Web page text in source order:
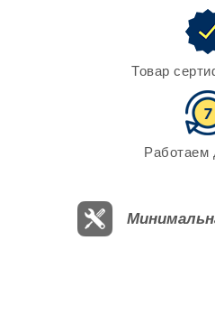
Товар
Работаем